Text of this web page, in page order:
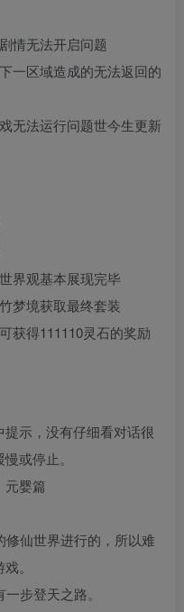
情无法开启问题
一区域造成的无法返回的
无法运行问题世今生更新
界观基本展现完毕
梦境获取最终套装
获得111110灵石的奖励
示，没有仔细看对话很
或停止。
元婴篇
修仙世界进行的，所以难
。
步登天之路。